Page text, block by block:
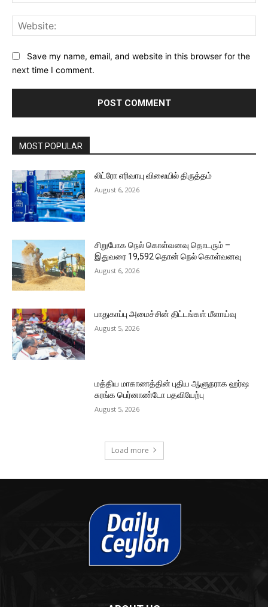
Save my name, email, and website in this browser for the
next time I comment.
MOST POPULAR
லிட்ரோ எரிவாயு விலையில் திருத்தம்
August 6, 2026
சிறுபோக நெல் கொள்வனவு தொடரும் –
இதுவரை 19,592 தொன் நெல் கொள்வனவு
August 6, 2026
பாதுகாப்பு அமைச்சின் திட்டங்கள் மீளாய்வு
August 5, 2026
மத்திய மாகாணத்தின் புதிய ஆளுநராக ஹர்ஷ
சுரங்க பெர்னாண்டோ பதவியேற்பு
August 5, 2026
Load more